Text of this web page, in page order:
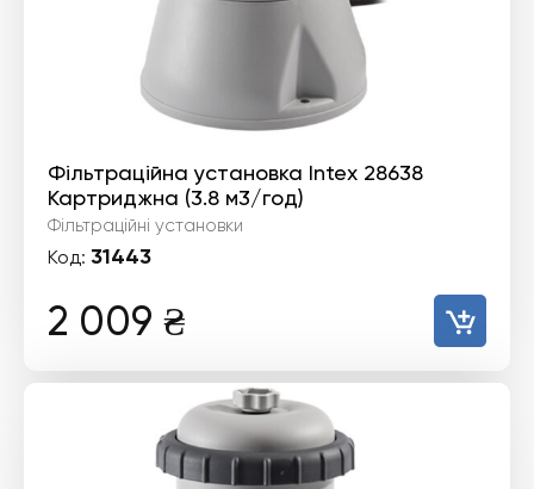
Фільтраційна установка Intex 28638
Картриджна (3.8 м3/год)
Фільтраційні установки
Код: 31443
2 009 ₴